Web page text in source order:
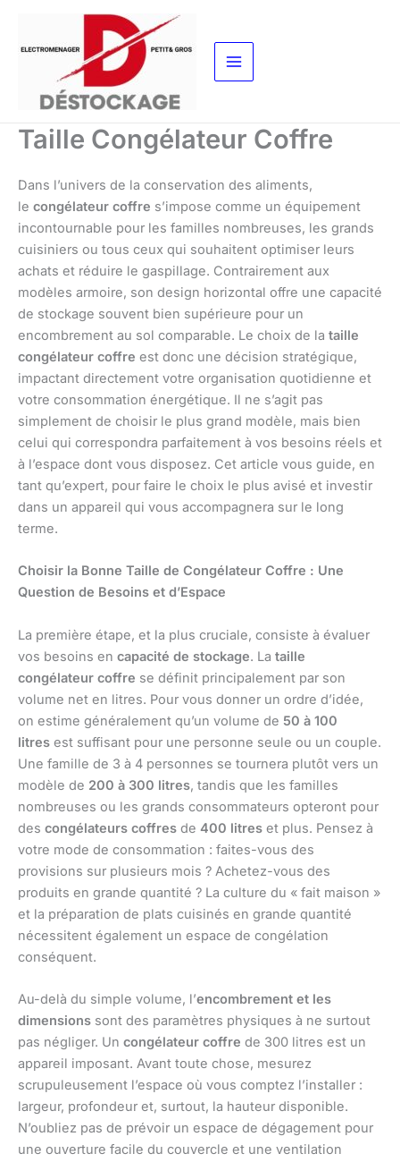
contenu
Taille Congélateur Coffre
Dans l’univers de la conservation des aliments,
le congélateur coffre s’impose comme un équipement
incontournable pour les familles nombreuses, les grands
cuisiniers ou tous ceux qui souhaitent optimiser leurs
achats et réduire le gaspillage. Contrairement aux
modèles armoire, son design horizontal offre une capacité
de stockage souvent bien supérieure pour un
encombrement au sol comparable. Le choix de la taille
congélateur coffre est donc une décision stratégique,
impactant directement votre organisation quotidienne et
votre consommation énergétique. Il ne s’agit pas
simplement de choisir le plus grand modèle, mais bien
celui qui correspondra parfaitement à vos besoins réels et
à l’espace dont vous disposez. Cet article vous guide, en
tant qu’expert, pour faire le choix le plus avisé et investir
dans un appareil qui vous accompagnera sur le long
terme.
Choisir la Bonne Taille de Congélateur Coffre : Une
Question de Besoins et d’Espace
La première étape, et la plus cruciale, consiste à évaluer
vos besoins en capacité de stockage. La taille
congélateur coffre se définit principalement par son
volume net en litres. Pour vous donner un ordre d’idée,
on estime généralement qu’un volume de 50 à 100
litres est suffisant pour une personne seule ou un couple.
Une famille de 3 à 4 personnes se tournera plutôt vers un
modèle de 200 à 300 litres, tandis que les familles
nombreuses ou les grands consommateurs opteront pour
des congélateurs coffres de 400 litres et plus. Pensez à
votre mode de consommation : faites-vous des
provisions sur plusieurs mois ? Achetez-vous des
produits en grande quantité ? La culture du « fait maison »
et la préparation de plats cuisinés en grande quantité
nécessitent également un espace de congélation
conséquent.
Au-delà du simple volume, l’encombrement et les
dimensions sont des paramètres physiques à ne surtout
pas négliger. Un congélateur coffre de 300 litres est un
appareil imposant. Avant toute chose, mesurez
scrupuleusement l’espace où vous comptez l’installer :
largeur, profondeur et, surtout, la hauteur disponible.
N’oubliez pas de prévoir un espace de dégagement pour
une ouverture facile du couvercle et une ventilation